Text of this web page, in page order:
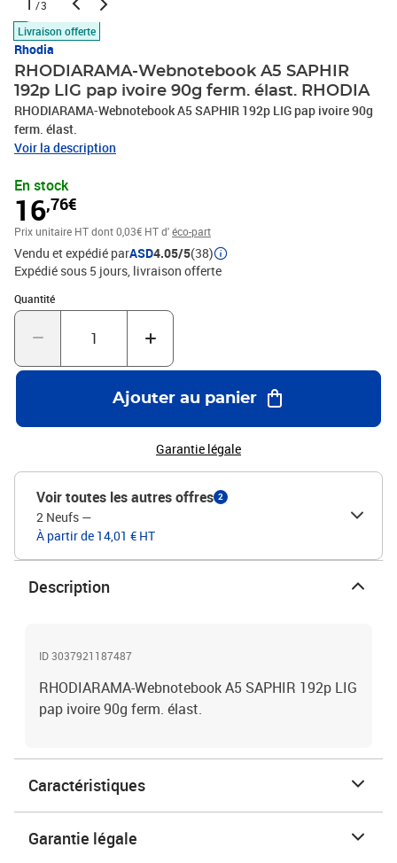
/3
Livraison offerte
Rhodia
RHODIARAMA-Webnotebook A5 SAPHIR
192p LIG pap ivoire 90g ferm. élast. RHODIA
RHODIARAMA-Webnotebook A5 SAPHIR 192p LIG pap ivoire 90g
ferm. élast.
Voir la description
En stock
16,76€
Prix unitaire HTdont 0,03€ HT d'éco-part
Vendu et expédié parASD4.05/5(38)
Expédié sous 5 jours livraison offerte
Quantité
Quantité : 1
Ajouter au panier
Garantie légale
Voir toutes les autres offres 2
2 Neufs —
À partir de 14,01 € HT
Description
ID 3037921187487
RHODIARAMA-Webnotebook A5 SAPHIR 192p LIG
pap ivoire 90g ferm. élast.
Caractéristiques
Garantie légale